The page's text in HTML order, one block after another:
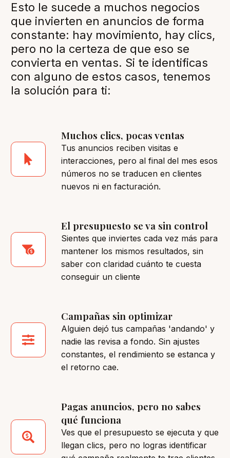
Esto le sucede a muchos negocios
que invierten en anuncios de forma
constante: hay movimiento, hay clics,
pero no la certeza de que eso se
convierta en ventas. Si te identificas
con alguno de estos casos, tenemos
la solución para ti:
Muchos clics, pocas ventas
Tus anuncios reciben visitas e
interacciones, pero al final del mes esos
números no se traducen en clientes
nuevos ni en facturación.
El presupuesto se va sin control
Sientes que inviertes cada vez más para
mantener los mismos resultados, sin
saber con claridad cuánto te cuesta
conseguir un cliente
Campañas sin optimizar
Alguien dejó tus campañas 'andando' y
nadie las revisa a fondo. Sin ajustes
constantes, el rendimiento se estanca y
el retorno cae.
Pagas anuncios, pero no sabes
qué funciona
Ves que el presupuesto se ejecuta y que
llegan clics, pero no logras identificar